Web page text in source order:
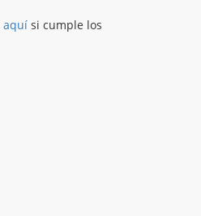
aquí si cumple los